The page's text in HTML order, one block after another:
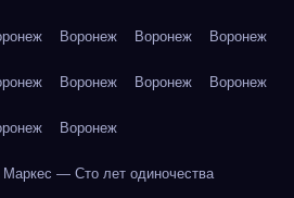
Воронеж Воронеж Воронеж
Воронеж Воронеж Воронеж
Воронеж
Маркес — Сто лет одиночества